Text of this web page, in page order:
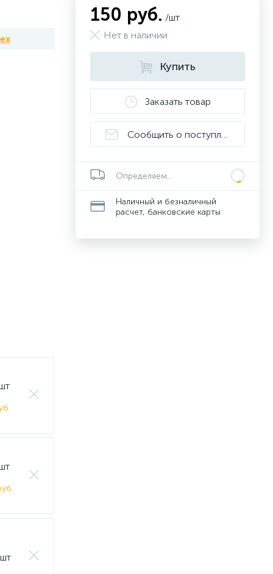
150 руб. /шт
Нет в наличии
Купить
Заказать товар
Сообщить о поступлении
Определяем...
Наличный и безналичный
расчет, банковские карты